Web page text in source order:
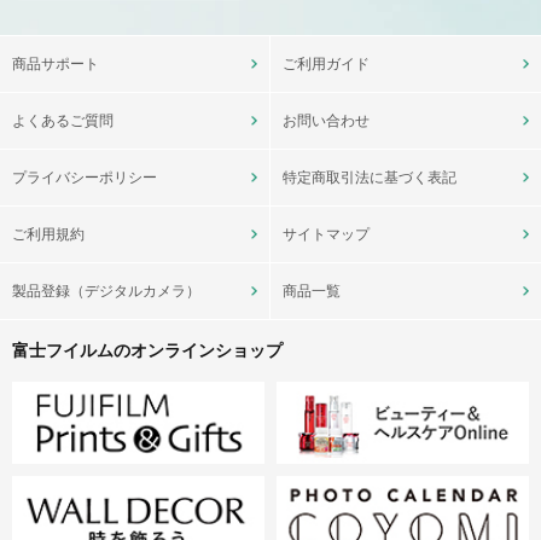
商品サポート ご利用ガイド
よくあるご質問 お問い合わせ
プライバシーポリシー 特定商取引法に基づく表記
ご利用規約 サイトマップ
製品登録（デジタルカメラ） 商品一覧
富士フイルムのオンラインショップ